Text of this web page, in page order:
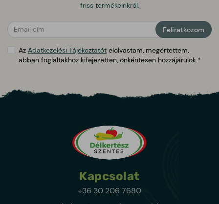
friss termékeinkről.
public.form.general_warning
Az Adatkezelési Tájékoztatót elolvastam, megértettem,
abban foglaltakhoz kifejezetten, önkéntesen hozzájárulok.*
Feliratkozom
Kapcsolat
+36 30 206 7680